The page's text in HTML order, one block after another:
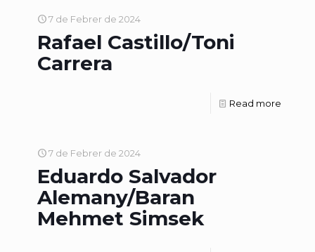
7 de Febrer de 2024
Rafael Castillo/Toni
Carrera
Read more
7 de Febrer de 2024
Eduardo Salvador
Alemany/Baran
Mehmet Simsek